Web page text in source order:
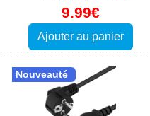
9.99€
Ajouter au panier
Nouveauté